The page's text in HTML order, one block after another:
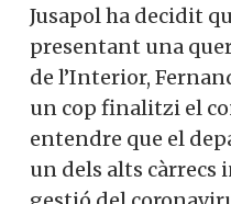
Jusapol ha decidit
presentant una
de l’Interior,
un cop finalitzi el
entendre que el
un dels alts càrrecs